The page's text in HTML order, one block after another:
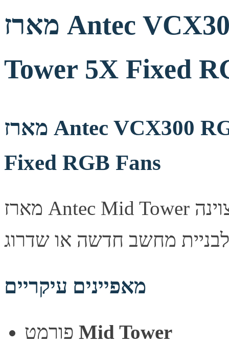
מארז Antec VCX300 RGB Elite Mid
Tower 5X Fixed
מארז Antec VCX300 RGB Elite Mid Tower 5X
Fixed RGB Fans
מארז Antec Mid Tower מעוצב היטב, מספק זרימת אוויר מצוינה
מאפיינים עיקריים
Mid Tower